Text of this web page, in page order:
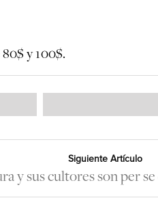
y 100$.
Siguiente Artículo
y sus cultores son per